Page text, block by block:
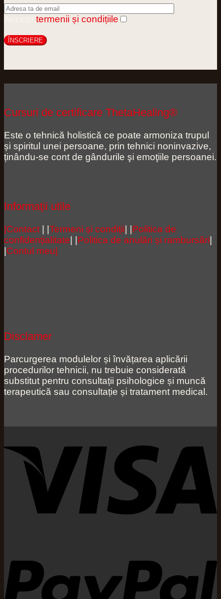
termenii și condițiile
Cursuri de certificare ThetaHealing®
Este o tehnică holistică ce poate armoniza trupul
și spiritul unei persoane, prin tehnici noninvazive,
ținându-se cont de gândurile şi emoţiile persoanei.
Informații utile
|Contact | |Termeni și condiții| |Politica de
confidențialitate| |Politica de anulări și rambursări|
|Contul meu|
Disclamer
Parcurgerea modulelor și învățarea aplicării
procedurilor tehnicii, nu trebuie considerată
substitut pentru consultații psihologice și muncă
terapeutică sau consultație și tratament medical.